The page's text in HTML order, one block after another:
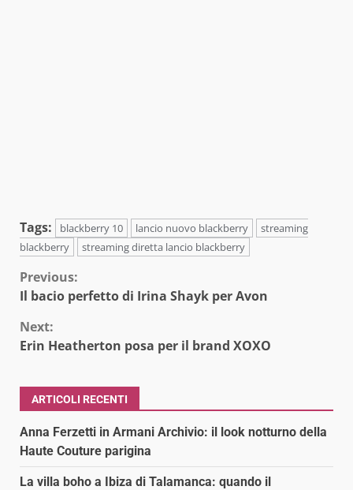
Tags: blackberry 10 lancio nuovo blackberry
streaming
blackberry
streaming diretta lancio blackberry
Continue
Reading
Previous:
Il bacio perfetto di Irina Shayk per Avon
Next:
Erin Heatherton posa per il brand XOXO
ARTICOLI RECENTI
Anna Ferzetti in Armani Archivio: il look notturno della
Haute Couture parigina
La villa boho a Ibiza di Talamanca: quando il